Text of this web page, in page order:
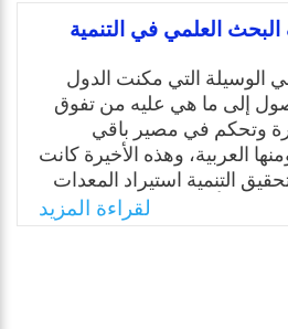
العلمي في التنمية
الوسيلة التي مكنت الدول
إلى ما هي عليه من تفوق
وتحكم في مصير باقي
العربية، وهذه الأخيرة كانت
التنمية استيراد المعدات
مسألة توطين التكنولوجيا
طريق البحث العلمي. حاولت
لقراءة المزيد